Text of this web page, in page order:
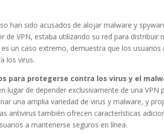
han sido acusados de alojar malware y
de VPN, estaba utilizando su red para distribuir
un caso extremo, demuestra que los
los virus.
para protegerse contra los virus y el
de depender exclusivamente de una VPN
una amplia variedad de virus y malware, y
antivirus también ofrecen características
a mantenerse seguros en línea.